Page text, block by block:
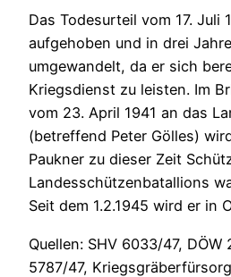
Das Todesurteil vom 17. Juli
aufgehoben und in drei
umgewandelt, da er sich
Kriegsdienst zu leisten. Im
vom 23. April 1941 an das
(betreffend Peter Gölles)
Paukner zu dieser Zeit
Landesschützenbatallions
Seit dem 1.2.1945 wird er in
Quellen: SHV 6033/47, DÖW
5787/47,